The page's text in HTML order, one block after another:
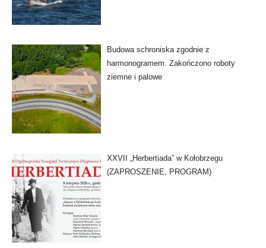
Budowa schroniska zgodnie z
harmonogramem. Zakończono roboty
ziemne i palowe
XXVII „Herbertiada” w Kołobrzegu
(ZAPROSZENIE, PROGRAM)